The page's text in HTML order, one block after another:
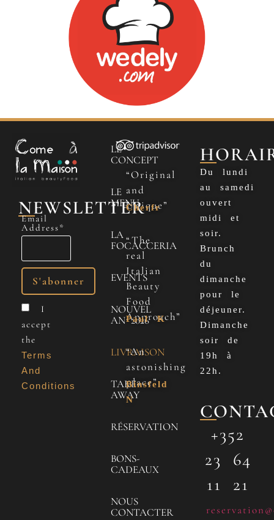
NEWSLETTER
Email
Address*
I
accept
the
Terms
And
Conditions
LE
CONCEPT
LE
MENU
LA
FOCACCERIA
EVENTS
NOUVEL
AN 2026
LIVRAISON
TAKE
AWAY
RÉSERVATION
BONS-
CADEAUX
NOUS
CONTACTER
“Original
and
Unique”
Cherfr
“The
real
Italian
Beauty
Food
Approach”
Paul K
“An
astonishing
place”
Binsfeld
N
Du lundi
au samedi
ouvert
midi et
soir.
Brunch
du
dimanche
pour le
déjeuner.
Dimanche
soir de
19h à
22h.
+352
23 64
11 21